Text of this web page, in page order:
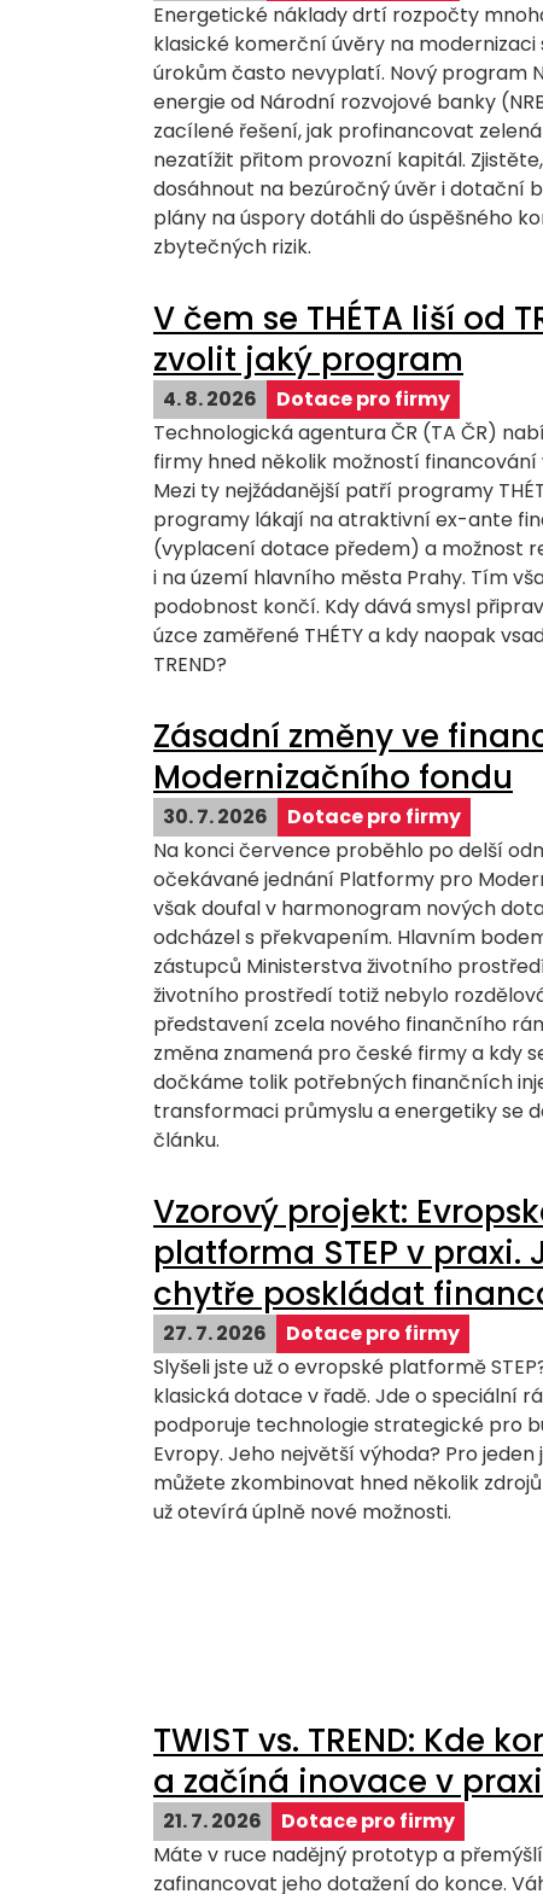
Energetické náklady drtí rozpočty
klasické komerční úvěry na modernizaci
úrokům často nevyplatí. Nový program
energie od Národní rozvojové banky
zacílené řešení, jak profinancovat
nezatížit přitom provozní kapitál.
dosáhnout na bezúročný úvěr i dotační
plány na úspory dotáhli do úspěšného
zbytečných rizik.
V čem se THÉTA liší od
zvolit jaký program
4. 8. 2026
Dotace pro firmy
Technologická agentura ČR (TA ČR)
firmy hned několik možností financování
Mezi ty nejžádanější patří programy
programy lákají na atraktivní ex-ante
(vyplacení dotace předem) a možnost
i na území hlavního města Prahy. Tím
podobnost končí. Kdy dává smysl
úzce zaměřené THÉTY a kdy naopak
TREND?
Zásadní změny ve
Modernizačního fondu
30. 7. 2026
Dotace pro firmy
Na konci července proběhlo po delší
očekávané jednání Platformy pro
však doufal v harmonogram nových
odcházel s překvapením. Hlavním
zástupců Ministerstva životního
životního prostředí totiž nebylo
představení zcela nového finančního
změna znamená pro české firmy a kdy
dočkáme tolik potřebných finančních
transformaci průmyslu a energetiky se
článku.
Vzorový projekt:
platforma STEP v praxi.
chytře poskládat
27. 7. 2026
Dotace pro firmy
Slyšeli jste už o evropské platformě
klasická dotace v řadě. Jde o speciální
podporuje technologie strategické pro
Evropy. Jeho největší výhoda? Pro
můžete zkombinovat hned několik
už otevírá úplně nové možnosti.
TWIST vs. TREND: Kde
a začíná inovace v
21. 7. 2026
Dotace pro firmy
Máte v ruce nadějný prototyp a
zafinancovat jeho dotažení do konce.